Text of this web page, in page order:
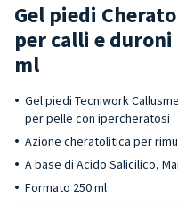
Gel piedi
per calli e
ml
Gel piedi Tecniwork
per pelle con ipercheratosi
Azione cheratolitica per
A base di Acido Salicilico,
Formato 250 ml